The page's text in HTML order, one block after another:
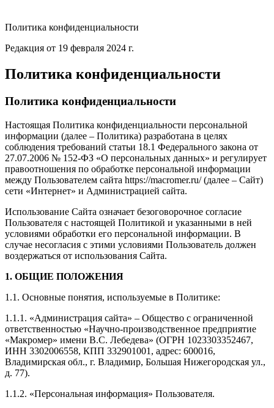
Политика конфиденциальности
Редакция от 19 февраля 2024 г.
Политика конфиденциальности
Политика конфиденциальности
Настоящая Политика конфиденциальности персональной
информации (далее – Политика) разработана в целях
соблюдения требований статьи 18.1 Федерального закона от
27.07.2006 № 152-ФЗ «О персональных данных» и регулирует
правоотношения по обработке персональной информации
между Пользователем сайта https://macromer.ru/ (далее – Сайт)
сети «Интернет» и Администрацией сайта.
Использование Сайта означает безоговорочное согласие
Пользователя с настоящей Политикой и указанными в ней
условиями обработки его персональной информации. В
случае несогласия с этими условиями Пользователь должен
воздержаться от использования Сайта.
1. ОБЩИЕ ПОЛОЖЕНИЯ
1.1. Основные понятия, используемые в Политике:
1.1.1. «Администрация сайта» – Общество с ограниченной
ответственностью «Научно-производственное предприятие
«Макромер» имени В.С. Лебедева» (ОГРН 1023303352467,
ИНН 3302006558, КПП 332901001, адрес: 600016,
Владимирская обл., г. Владимир, Большая Нижегородская ул.,
д. 77).
1.1.2. «Персональная информация» Пользователя.